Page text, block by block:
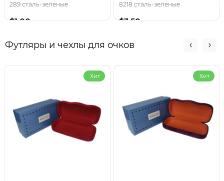
289 сталь-зеленые
$1.00
8218 сталь-зеленые
$3.50
Футляры и чехлы для очков
Хит Хит